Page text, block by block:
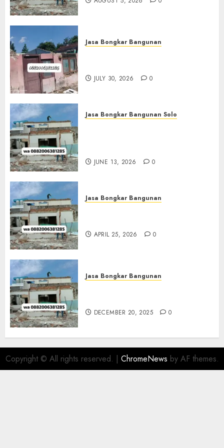
Jasa Bongkar Bangunan
JULY 30, 2026 0
Jasa Bongkar Bangunan Solo
JUNE 13, 2026 0
Jasa Bongkar Bangunan
APRIL 25, 2026 0
Jasa Bongkar Bangunan
DECEMBER 20, 2025 0
Copyright © All rights reserved. | ChromeNews by AF themes.